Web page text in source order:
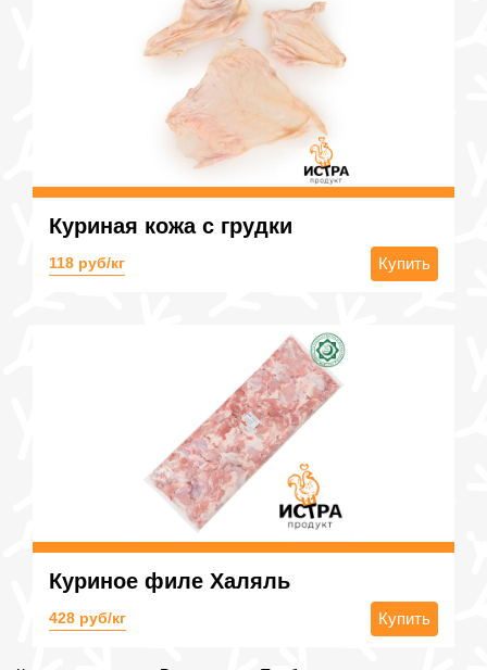
Куриная кожа с грудки
118 руб/кг Купить
Куриное филе Халяль
428 руб/кг Купить